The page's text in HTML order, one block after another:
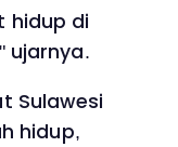
hidup di
ujarnya.
Sulawesi
hidup,